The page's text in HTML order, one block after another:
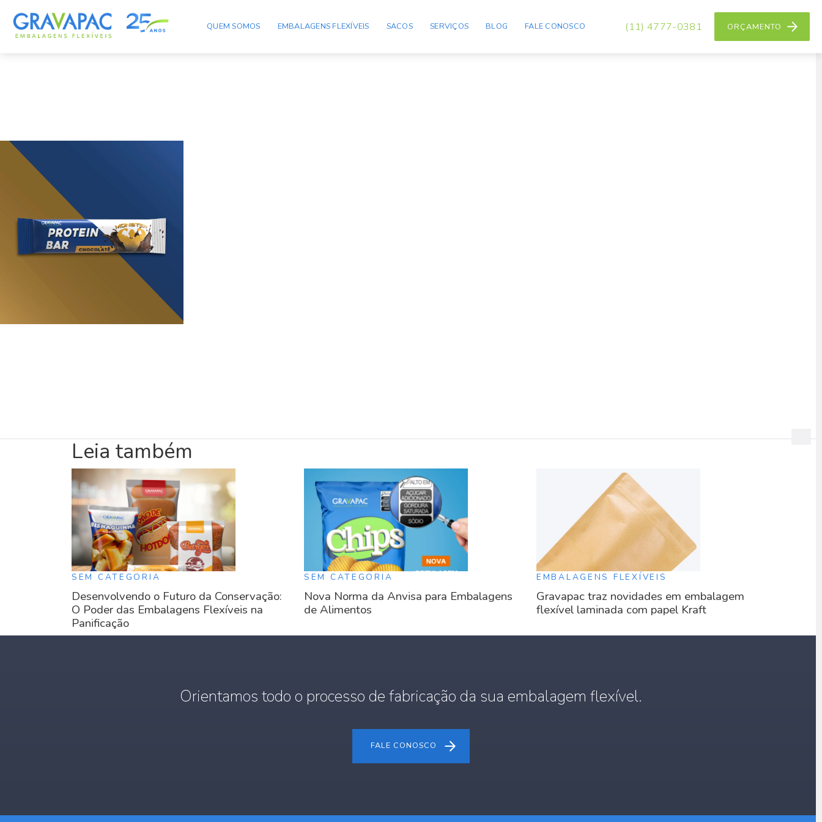
QUEM SOMOS EMBALAGENS FLEXÍVEIS SACOS SERVIÇOS BLOG FALE CONOSCO (11) 4777-0381 ORÇAMENTO
gravapac-barrinha-cereais-mockup-v1-v4
Leia também
SEM CATEGORIA
Desenvolvendo o Futuro da Conservação:
O Poder das Embalagens Flexíveis na
Panificação
SEM CATEGORIA
Nova Norma da Anvisa para Embalagens
de Alimentos
EMBALAGENS FLEXÍVEIS
Gravapac traz novidades em embalagem
flexível laminada com papel Kraft
Orientamos todo o processo de fabricação da sua embalagem flexível.
FALE CONOSCO